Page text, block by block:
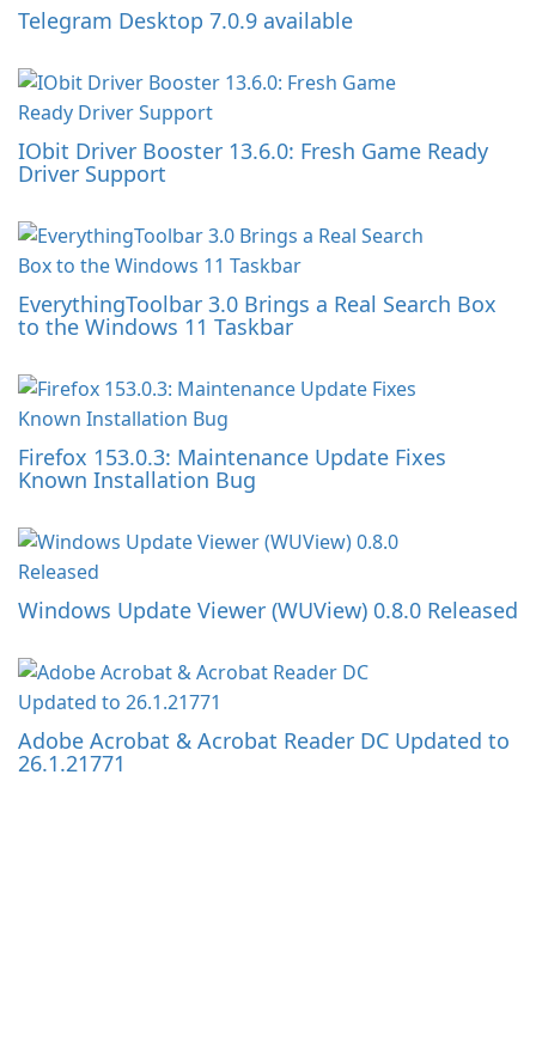
Telegram Desktop 7.0.9 available
IObit Driver Booster 13.6.0: Fresh Game Ready
Driver Support
EverythingToolbar 3.0 Brings a Real Search Box
to the Windows 11 Taskbar
Firefox 153.0.3: Maintenance Update Fixes
Known Installation Bug
Windows Update Viewer (WUView) 0.8.0 Released
Adobe Acrobat & Acrobat Reader DC Updated to
26.1.21771